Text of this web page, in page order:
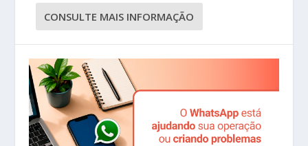
CONSULTE MAIS INFORMAÇÃO